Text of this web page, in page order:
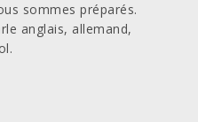
sommes préparés.
anglais, allemand,